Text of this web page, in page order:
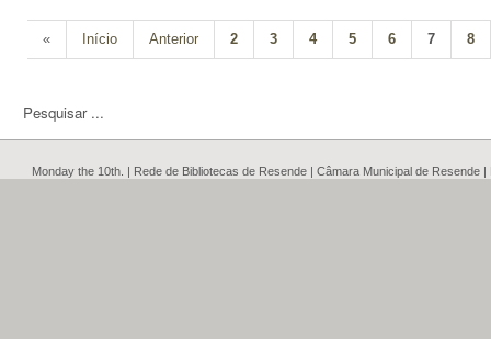
« Início Anterior 2 3 4 5 6 7 8
Monday the 10th. | Rede de Bibliotecas de Resende | Câmara Municipal de